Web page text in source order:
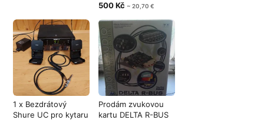
500 Kč ~ 20,70 €
1 x Bezdrátový
Shure UC pro kytaru
Prodám zvukovou
kartu DELTA R-BUS